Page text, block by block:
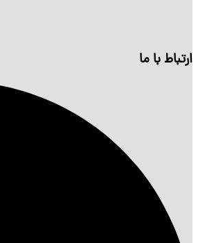
ارتباط با ما